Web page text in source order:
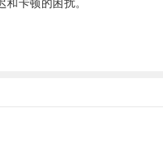
卡顿的困扰。